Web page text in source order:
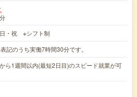
・祝 ※シフト制
記のうち実働7時間30分です。
ら1週間以内(最短2日目)のスピード就業が可